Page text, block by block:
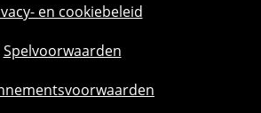
en cookiebeleid
Spelvoorwaarden